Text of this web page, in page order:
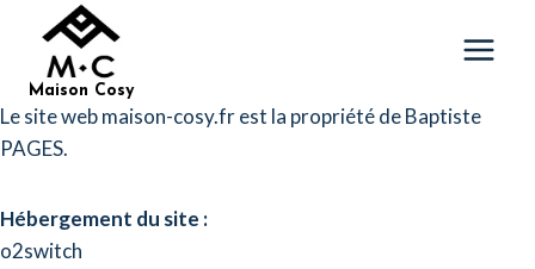
contenu
Maison Cosy
Le site web maison-cosy.fr est la propriété de Baptiste
PAGES.
Hébergement du site :
o2switch